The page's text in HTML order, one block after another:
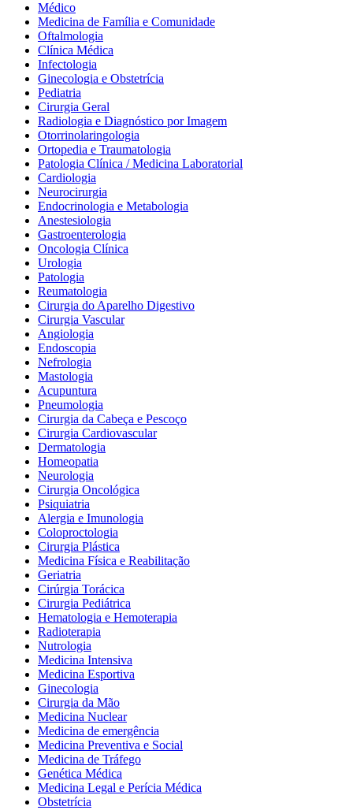
Médico
Medicina de Família e Comunidade
Oftalmologia
Clínica Médica
Infectologia
Ginecologia e Obstetrícia
Pediatria
Cirurgia Geral
Radiologia e Diagnóstico por Imagem
Otorrinolaringologia
Ortopedia e Traumatologia
Patologia Clínica / Medicina Laboratorial
Cardiologia
Neurocirurgia
Endocrinologia e Metabologia
Anestesiologia
Gastroenterologia
Oncologia Clínica
Urologia
Patologia
Reumatologia
Cirurgia do Aparelho Digestivo
Cirurgia Vascular
Angiologia
Endoscopia
Nefrologia
Mastologia
Acupuntura
Pneumologia
Cirurgia da Cabeça e Pescoço
Cirurgia Cardiovascular
Dermatologia
Homeopatia
Neurologia
Cirurgia Oncológica
Psiquiatria
Alergia e Imunologia
Coloproctologia
Cirurgia Plástica
Medicina Física e Reabilitação
Geriatria
Cirúrgia Torácica
Cirurgia Pediátrica
Hematologia e Hemoterapia
Radioterapia
Nutrologia
Medicina Intensiva
Medicina Esportiva
Ginecologia
Cirurgia da Mão
Medicina Nuclear
Medicina de emergência
Medicina Preventiva e Social
Medicina de Tráfego
Genética Médica
Medicina Legal e Perícia Médica
Obstetrícia